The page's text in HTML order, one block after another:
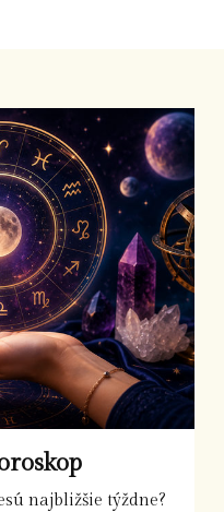
najbližšie týždne?